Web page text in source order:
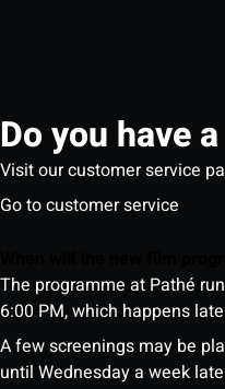
Do you have
Visit our customer service
Go to customer service
The programme at Pathé
6:00 PM, which happens
A few screenings may be
until Wednesday a week